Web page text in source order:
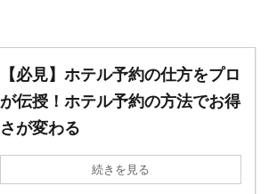
【必見】ホテル予約の仕方をプロ
が伝授！ホテル予約の方法でお得
さが変わる
続きを見る